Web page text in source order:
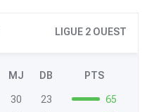
LIGUE 2 OUEST
MJ DB PTS
30 23
65